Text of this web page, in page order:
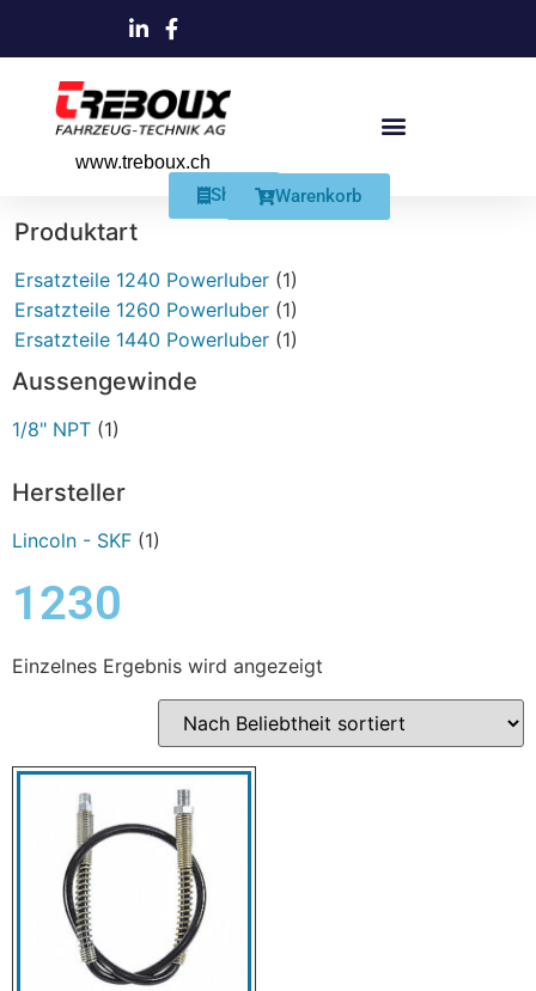
www.treboux.ch
Shop Warenkorb
Produktart
Ersatzteile 1240 Powerluber (1)
Ersatzteile 1260 Powerluber (1)
Ersatzteile 1440 Powerluber (1)
Aussengewinde
1/8" NPT (1)
Hersteller
Lincoln - SKF (1)
1230
Einzelnes Ergebnis wird angezeigt